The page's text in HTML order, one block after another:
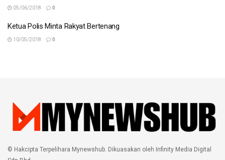
05/06/2018 0
Ketua Polis Minta Rakyat Bertenang
10/05/2018 0
© Hakcipta Terpelihara Mynewshub. Dikuasakan oleh Infinity Media Digital